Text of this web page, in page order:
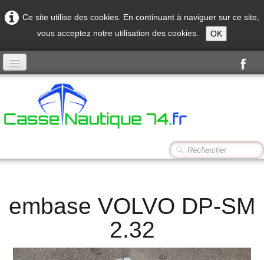
Ce site utilise des cookies. En continuant à naviguer sur ce site,
vous acceptez notre utilisation des cookies.
OK
Produits
embase VOLVO DP-SM
2.32